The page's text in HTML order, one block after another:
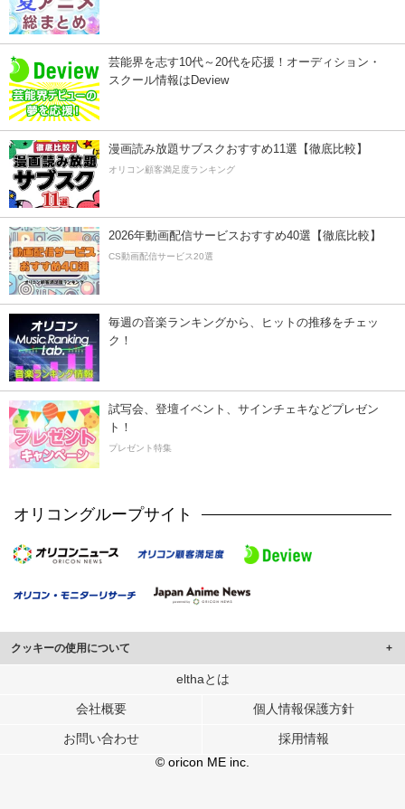
芸能界を志す10代～20代を応援！オーディション・
スクール情報はDeview
漫画読み放題サブスクおすすめ11選【徹底比較】
オリコン顧客満足度ランキング
2026年動画配信サービスおすすめ40選【徹底比較】
CS動画配信サービス20選
毎週の音楽ランキングから、ヒットの推移をチェッ
ク！
試写会、登壇イベント、サインチェキなどプレゼン
ト！
プレゼント特集
オリコングループサイト
クッキーの使用について
このサイトでは Cookie を使用して、ユーザーに合わせたコンテンツや広告の
行っています。
メディアや広告配信、データ解析の各パートナーに提供しています。
各パートナーは、この情報とユーザーが各パートナーに提供した他の情報や、
ユーザーが各パートナーのサービスを使用したときに収集した他の情報を組み
elthaとは
会社概要 個人情報保護方針
お問い合わせ
採用情報
© oricon ME inc.